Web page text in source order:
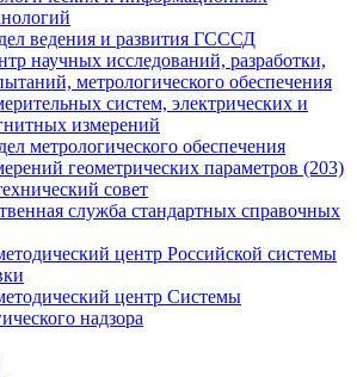
ведения и развития ГСССД
научных исследований, разработки,
метрологического обеспечения
систем, электрических и
измерений
метрологического обеспечения
геометрических параметров (203)
совет
служба стандартных справочных
центр Российской системы
центр Системы
надзора